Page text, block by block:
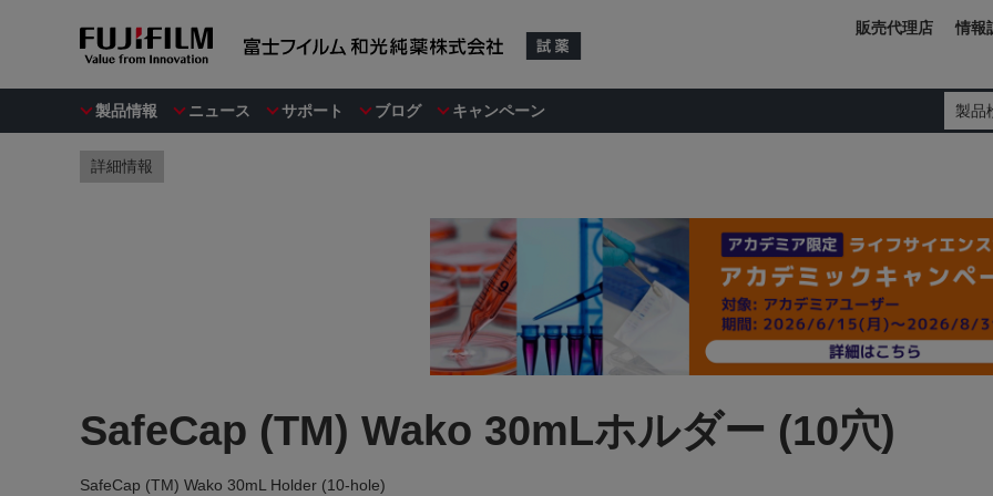
製品情報 ニュース サポート ブログ キャンペーン 製品
販売代理店 情報
詳細情報
SafeCap (TM) Wako 30mLホルダー (10穴)
SafeCap (TM) Wako 30mL Holder (10-hole)